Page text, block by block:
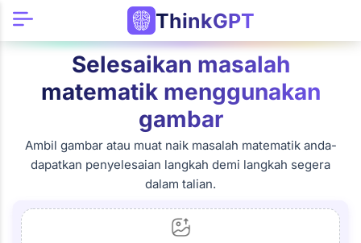
ThinkGPT
Selesaikan masalah
matematik menggunakan
gambar
Ambil gambar atau muat naik masalah matematik anda-
dapatkan penyelesaian langkah demi langkah segera
dalam talian.